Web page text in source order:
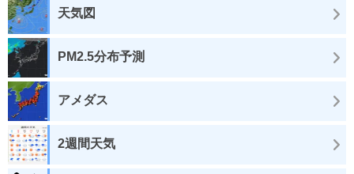
天気図
PM2.5分布予測
アメダス
2週間天気